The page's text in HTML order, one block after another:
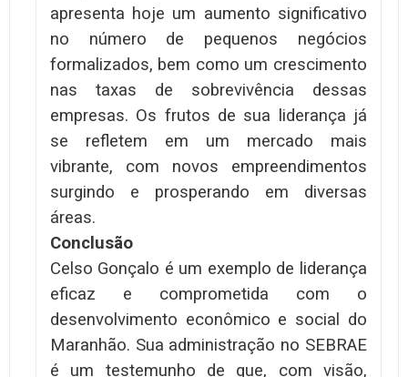
apresenta hoje um aumento significativo
no número de pequenos negócios
formalizados, bem como um crescimento
nas taxas de sobrevivência dessas
empresas. Os frutos de sua liderança já
se refletem em um mercado mais
vibrante, com novos empreendimentos
surgindo e prosperando em diversas
áreas.
Conclusão
Celso Gonçalo é um exemplo de liderança
eficaz e comprometida com o
desenvolvimento econômico e social do
Maranhão. Sua administração no SEBRAE
é um testemunho de que, com visão,